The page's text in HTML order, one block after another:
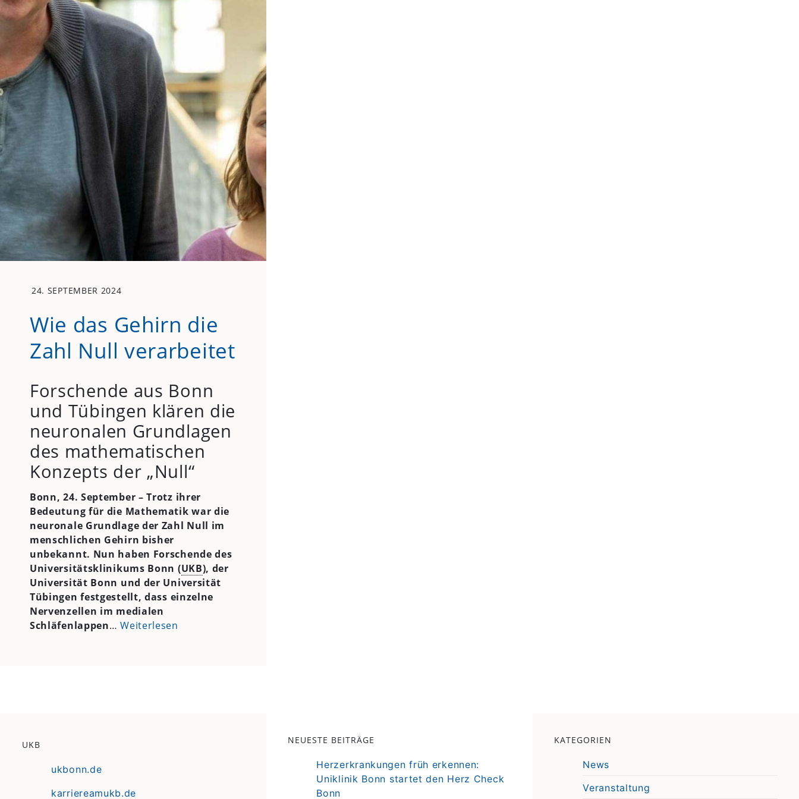
24. SEPTEMBER 2024
Wie das Gehirn die
Zahl Null verarbeitet
Forschende aus Bonn
und Tübingen klären die
neuronalen Grundlagen
des mathematischen
Konzepts der „Null“
Bonn, 24. September – Trotz ihrer
Bedeutung für die Mathematik war die
neuronale Grundlage der Zahl Null im
menschlichen Gehirn bisher
unbekannt. Nun haben Forschende des
Universitätsklinikums Bonn (UKB), der
Universität Bonn und der Universität
Tübingen festgestellt, dass einzelne
Nervenzellen im medialen
Schläfenlappen…Weiterlesen
UKB
ukbonn.de
karriereamukb.de
NEUESTE BEITRÄGE
Herzerkrankungen früh erkennen:
Uniklinik Bonn startet den Herz Check
Bonn
KATEGORIEN
News
Veranstaltung